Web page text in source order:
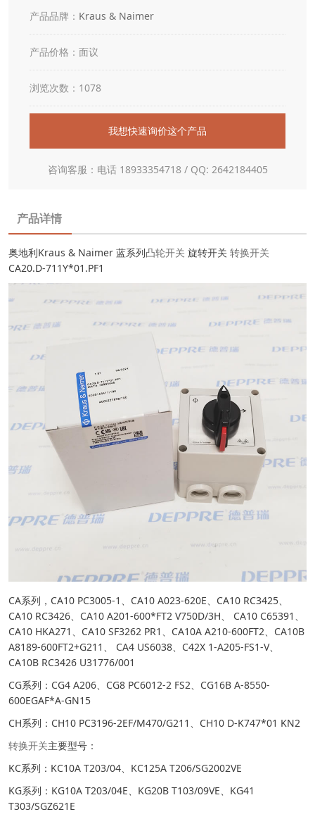
产品品牌： Kraus & Naimer
产品价格：面议
浏览次数：1078
我想快速询价这个产品
咨询客服：电话 18933354718 / QQ: 2642184405
产品详情
奥地利Kraus & Naimer 蓝系列凸轮开关 旋转开关 转换开关
CA20.D-711Y*01.PF1
CA系列，CA10 PC3005-1、CA10 A023-620E、CA10 RC3425、
CA10 RC3426、CA10 A201-600*FT2 V750D/3H、 CA10 C65391、
CA10 HKA271、CA10 SF3262 PR1、CA10A A210-600FT2、CA10B
A8189-600FT2+G211、 CA4 US6038、C42X 1-A205-FS1-V、
CA10B RC3426 U31776/001
CG系列：CG4 A206、CG8 PC6012-2 FS2、CG16B A-8550-
600EGAF*A-GN15
CH系列：CH10 PC3196-2EF/M470/G211、CH10 D-K747*01 KN2
转换开关主要型号：
KC系列：KC10A T203/04、KC125A T206/SG2002VE
KG系列：KG10A T203/04E、KG20B T103/09VE、KG41
T303/SGZ621E